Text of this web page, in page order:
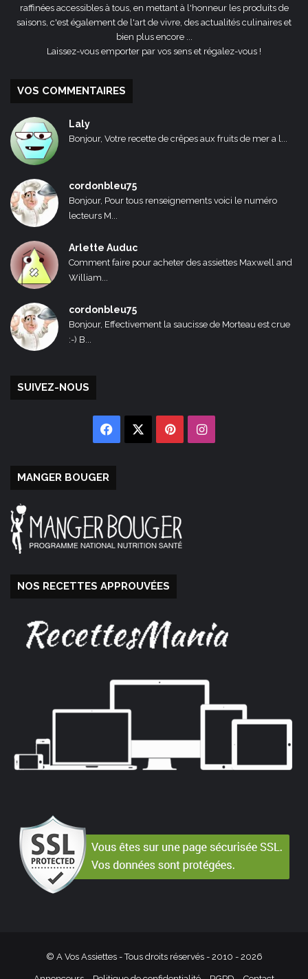
raffinées accessibles à tous, en mettant à l'honneur les produits de
saisons, c'est également de l'art de vivre, des actualités culinaires et
bien plus encore ...
Laissez-vous emporter par vos sens et régalez-vous !
VOS COMMENTAIRES
Laly
Bonjour, Votre recette de crêpes aux fruits de mer a l...
cordonbleu75
Bonjour, Pour tous renseignements voici le numéro
lecteurs M...
Arlette Auduc
Comment faire pour acheter des assiettes Maxwell and
William...
cordonbleu75
Bonjour, Effectivement la saucisse de Morteau est crue
:-) B...
SUIVEZ-NOUS
Facebook PinterestInstagram
MANGER BOUGER
NOS RECETTES APPROUVÉES
© A Vos Assiettes - Tous droits réservés - 2010 - 2026